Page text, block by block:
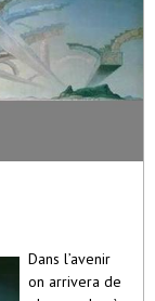
Dans l’avenir
on arrivera de